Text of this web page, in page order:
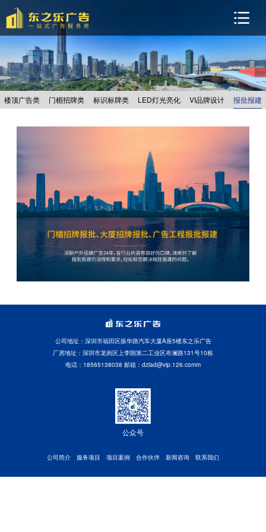
楼顶广告类 门楣招牌类 标识标牌类 LED灯光亮化 VI品牌设计 报批报建
公司地址：深圳市福田区振华路汽车大厦A座5楼东之乐广告
厂房地址：深圳市龙岗区上李朗第二工业区布澜路131号10栋
电话：18565138038 邮箱：dzlad@vip.126.comm
公众号
公司简介 服务项目 项目案例 合作伙伴 新闻咨询 联系我们